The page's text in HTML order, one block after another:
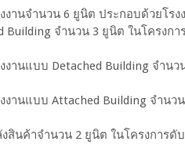
งานจำนวน 6 ยูนิต ประกอบด้วยโร
Building จำนวน 3 ยูนิต ในโครงก
งานแบบ Detached Building จำน
งานแบบ Attached Building จำนว
สินค้าจำนวน 2 ยูนิต ในโครงการดั